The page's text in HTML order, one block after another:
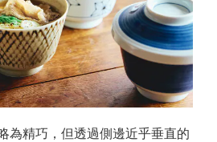
為精巧，但透過側邊近乎垂直的